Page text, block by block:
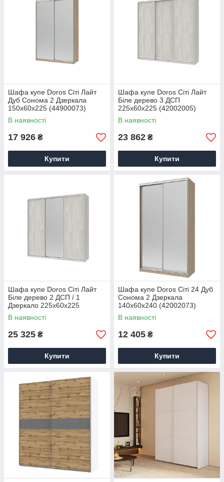
Шафа купе Doros Сіті Лайт
Дуб Cонома 2 Дзеркала
150х60х225 (44900073)
В наявності
17 926 ₴
Купити
Шафа купе Doros Сіті Лайт
Біле дерево 3 ДСП
225х60х225 (42002005)
В наявності
23 862 ₴
Купити
Шафа купе Doros Сіті Лайт
Біле дерево 2 ДСП / 1
Дзеркало 225х60х225
(42002067)
В наявності
25 325 ₴
Купити
Шафа купе Doros Сіті 24 Дуб
Cонома 2 Дзеркала
140х60х240 (42002073)
В наявності
12 405 ₴
Купити